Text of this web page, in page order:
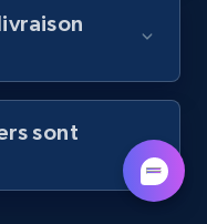
Product
Rating,
Essai gratuit
sont